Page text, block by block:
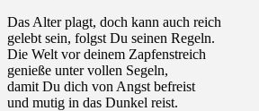
Das Alter plagt, doch kann auch reich
gelebt sein, folgst Du seinen Regeln.
Die Welt vor deinem Zapfenstreich
genieße unter vollen Segeln,
damit Du dich von Angst befreist
und mutig in das Dunkel reist.